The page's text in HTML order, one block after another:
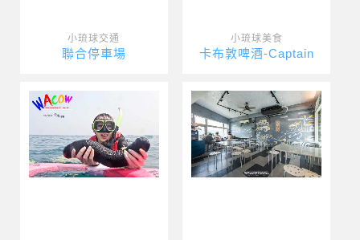
小琉球交通
聯合停車場
小琉球美食
卡布敦啤酒-Captain